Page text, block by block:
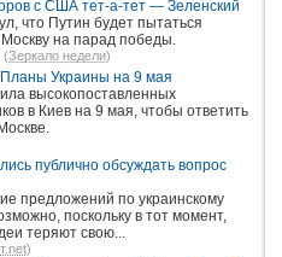
с США тет-а-тет — Зеленский
что Путин будет пытаться
на парад победы.
(Зеркало недели)
Украины на 9 мая
высокопоставленных
в Киев на 9 мая, чтобы ответить
публично обсуждать вопрос
предложений по украинскому
поскольку в тот момент,
теряют свою...
)